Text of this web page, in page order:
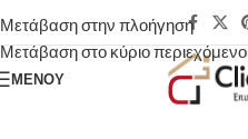
Μετάβαση στην πλοήγηση
Μετάβαση στο κύριο περιεχόμενο
ΜΕΝΟΎ